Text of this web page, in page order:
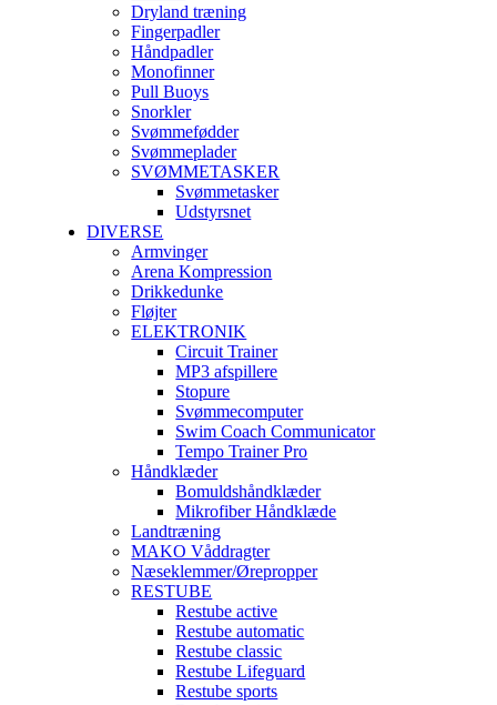
Dryland træning
Fingerpadler
Håndpadler
Monofinner
Pull Buoys
Snorkler
Svømmefødder
Svømmeplader
SVØMMETASKER
Svømmetasker
Udstyrsnet
DIVERSE
Armvinger
Arena Kompression
Drikkedunke
Fløjter
ELEKTRONIK
Circuit Trainer
MP3 afspillere
Stopure
Svømmecomputer
Swim Coach Communicator
Tempo Trainer Pro
Håndklæder
Bomuldshåndklæder
Mikrofiber Håndklæde
Landtræning
MAKO Våddragter
Næseklemmer/Ørepropper
RESTUBE
Restube active
Restube automatic
Restube classic
Restube Lifeguard
Restube sports